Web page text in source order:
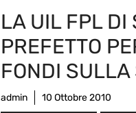
LA UIL FPL DI
PREFETTO
FONDI SULLA
admin 10 Ottobre 2010